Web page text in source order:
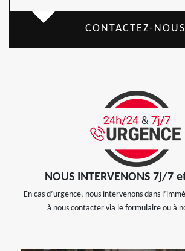
CONTACTEZ-NOUS
NOUS INTERVENONS 7j/7
En cas d’urgence, nous intervenons dans
à nous contacter via le formulaire ou à